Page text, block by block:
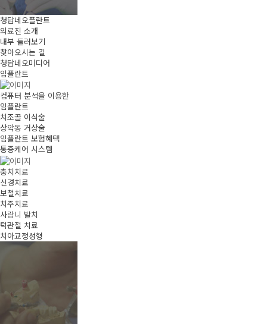
청담네오플란트
의료진 소개
내부 둘러보기
찾아오시는 길
청담네오미디어
임플란트
컴퓨터 분석을 이용한
임플란트
치조골 이식술
상악동 거상술
임플란트 보험혜택
통증케어 시스템
충치치료
신경치료
보철치료
치주치료
사랑니 발치
턱관절 치료
치아교정성형